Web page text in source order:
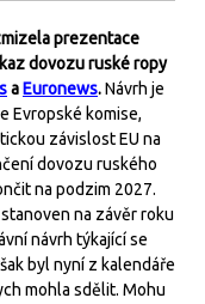
prezentace
dovozu ruské ropy
aEuronews.Návrh je
Evropské komise,
závislost EU na
dovozu ruského
na podzim 2027.
na závěr roku
návrh týkající se
byl nyní z kalendáře
mohla sdělit. Mohu